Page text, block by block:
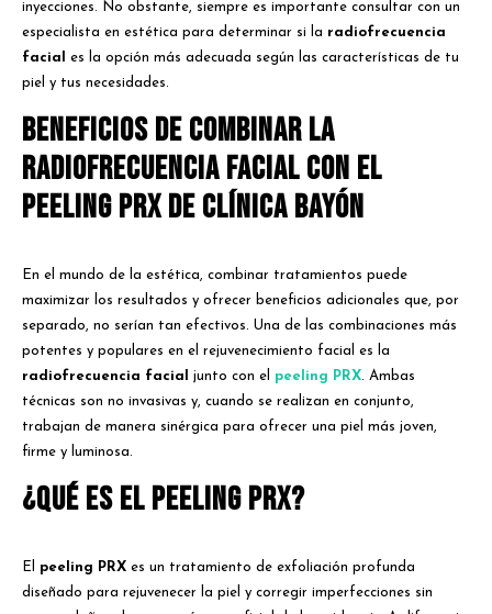
inyecciones. No obstante, siempre es importante consultar con un
especialista en estética para determinar si la radiofrecuencia
facial es la opción más adecuada según las características de tu
piel y tus necesidades.
Beneficios de combinar la
radiofrecuencia facial con el
peeling PRX de Clínica Bayón
En el mundo de la estética, combinar tratamientos puede
maximizar los resultados y ofrecer beneficios adicionales que, por
separado, no serían tan efectivos. Una de las combinaciones más
potentes y populares en el rejuvenecimiento facial es la
radiofrecuencia facial junto con el peeling PRX. Ambas
técnicas son no invasivas y, cuando se realizan en conjunto,
trabajan de manera sinérgica para ofrecer una piel más joven,
firme y luminosa.
¿Qué es el peeling PRX?
El peeling PRX es un tratamiento de exfoliación profunda
diseñado para rejuvenecer la piel y corregir imperfecciones sin